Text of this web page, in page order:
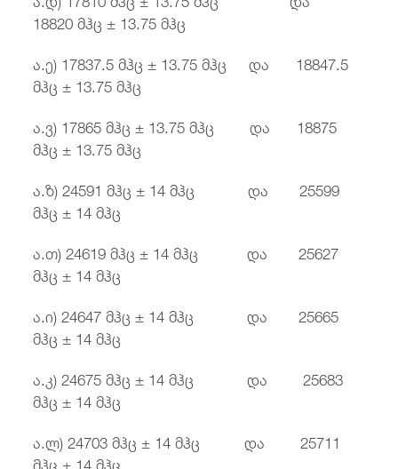
18820 მჰც ± 13.75 მჰც
ა.ე) 17837.5 მჰც ± 13.75 მჰც და 18847.5
მჰც ± 13.75 მჰც
ა.ვ) 17865 მჰც ± 13.75 მჰც და 18875
მჰც ± 13.75 მჰც
ა.ზ) 24591 მჰც ± 14 მჰც და 25599
მჰც ± 14 მჰც
ა.თ) 24619 მჰც ± 14 მჰც და 25627
მჰც ± 14 მჰც
ა.ი) 24647 მჰც ± 14 მჰც და 25665
მჰც ± 14 მჰც
ა.კ) 24675 მჰც ± 14 მჰც და 25683
მჰც ± 14 მჰც
ა.ლ) 24703 მჰც ± 14 მჰც და 25711
მჰც ± 14 მჰც